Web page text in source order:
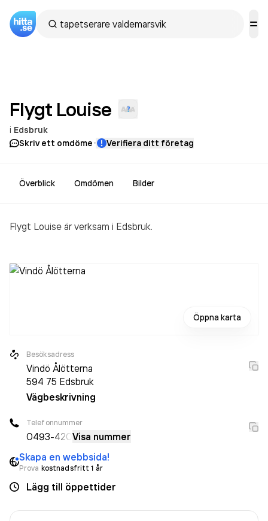
Flygt Louise
i Edsbruk
Skriv ett omdöme· Verifiera ditt företag
Överblick Omdömen Bilder
Flygt Louise är verksam i Edsbruk.
Öppna karta
Besöksadress
Vindö Ålötterna
594 75 Edsbruk
Vägbeskrivning
Telefonnummer
0493-420 Visa nummer
Skapa en webbsida!
Prova kostnadsfritt 1 år
Lägg till öppettider